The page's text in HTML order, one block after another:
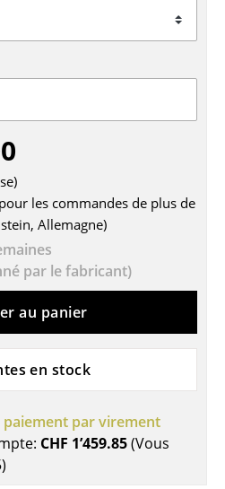
et Pupitres
les commandes de plus de
Allemagne)
par le fabricant)
au panier
en stock
paiement par virement
CHF 1’459.85(Vous
)